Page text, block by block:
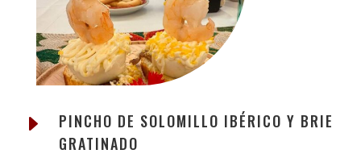
E
PINCHO DE SOLOMILLO IBÉRICO Y BRIE
GRATINADO